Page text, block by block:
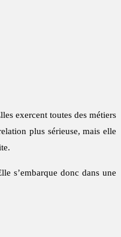
exercent toutes des métiers
plus sérieuse, mais elle
s’embarque donc dans une